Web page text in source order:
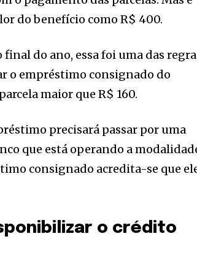
do benefício como R$ 400.
final do ano, essa foi uma das
o empréstimo consignado do
maior que R$ 160.
precisará passar por uma
que está operando a
consignado acredita-se que
o crédito